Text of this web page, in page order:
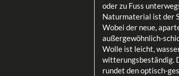
oder zu Fuss
Naturmaterial ist der
Wobei der neue,
außergewöhnlich-
Wolle ist leicht,
witterungsbeständig.
rundet den optisch-